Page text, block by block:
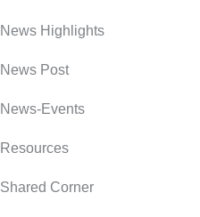
News Highlights
News Post
News-Events
Resources
Shared Corner